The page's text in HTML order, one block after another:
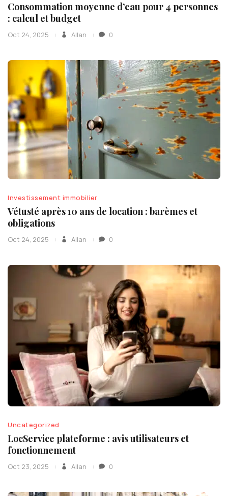
Consommation moyenne d’eau pour 4 personnes
: calcul et budget
Oct 24, 2025 Allan 0
Investissement immobilier
Vétusté après 10 ans de location : barèmes et
obligations
Oct 24, 2025 Allan 0
Uncategorized
LocService plateforme : avis utilisateurs et
fonctionnement
Oct 23, 2025 Allan 0